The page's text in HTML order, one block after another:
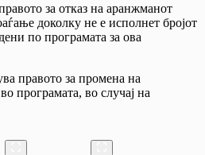
за отказ на аранжманот
доколку не е исполнет бројот
по програмата за ова
правото за промена на
програмата, во случај на